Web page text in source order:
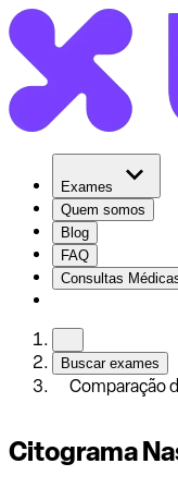
Exames
Quem somos
Blog
FAQ
Consultas
Buscar exames
Comparação
Citograma